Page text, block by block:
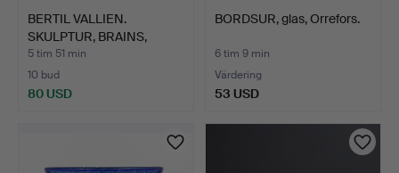
BERTIL VALLIEN.
SKULPTUR, BRAINS,
KOSTA BO…
5 tim 51 min
10 bud
80 USD
BORDSUR, glas, Orrefors.
6 tim 9 min
Värdering
53 USD